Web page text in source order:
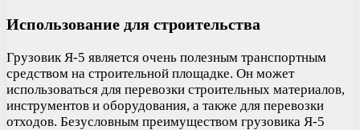
Использование для строительства
Грузовик Я-5 является очень полезным транспортным
средством на строительной площадке. Он может
использоваться для перевозки строительных материалов,
инструментов и оборудования, а также для перевозки
отходов. Безусловным преимуществом грузовика Я-5